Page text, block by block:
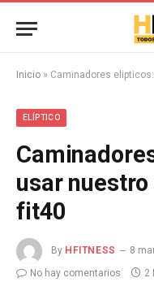
Inicio » Caminadores
ELÍPTICO
usar
fit40
By HFITNESS 8
No hay comentarios
2